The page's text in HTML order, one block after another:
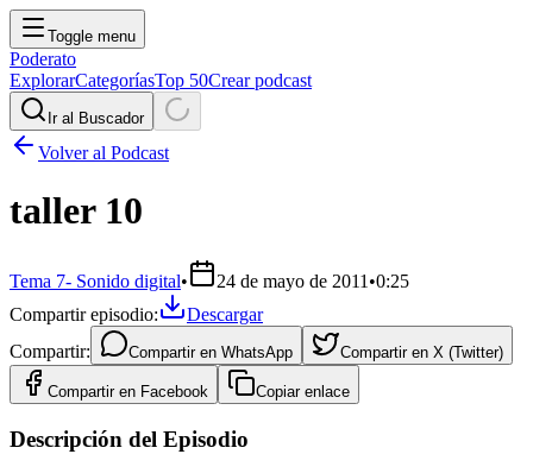
Toggle menu
Poderato
ExplorarCategoríasTop 50Crear podcast
Ir al Buscador
Volver al Podcast
taller 10
Tema 7- Sonido digital• 24 de mayo de 2011 •0:25
Compartir episodio:
Descargar
Compartir:
Compartir en WhatsApp Compartir en X (Twitter)
Compartir en Facebook Copiar enlace
Descripción del Episodio